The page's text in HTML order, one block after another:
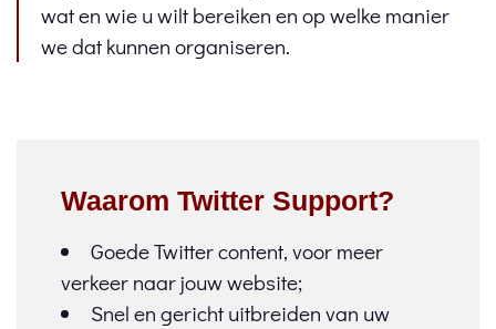
wat en wie u wilt bereiken en op welke manier
we dat kunnen organiseren.
Waarom Twitter Support?
Goede Twitter content, voor meer
verkeer naar jouw website;
Snel en gericht uitbreiden van uw